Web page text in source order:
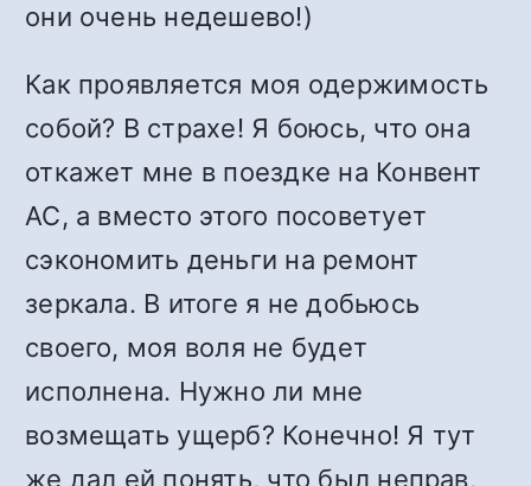
они очень недешево!)
Как проявляется моя одержимость
собой? В страхе! Я боюсь, что она
откажет мне в поездке на Конвент
АС, а вместо этого посоветует
сэкономить деньги на ремонт
зеркала. В итоге я не добьюсь
своего, моя воля не будет
исполнена. Нужно ли мне
возмещать ущерб? Конечно! Я тут
же дал ей понять, что был неправ,